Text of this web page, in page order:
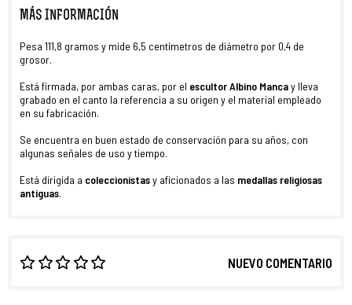
MÁS INFORMACIÓN
Pesa 111,8 gramos y mide 6,5 centímetros de diámetro por 0,4 de
grosor.
Está firmada, por ambas caras, por el escultor Albino Mancay lleva
grabado en el canto la referencia a su origen y el material empleado
en su fabricación.
Se encuentra en buen estado de conservación para su años, con
algunas señales de uso y tiempo.
Está dirigida a coleccionistasy aficionados a las medallas religiosas
antiguas.
NUEVO COMENTARIO